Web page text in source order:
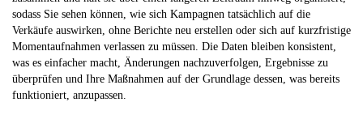
sodass Sie sehen können, wie sich Kampagnen tatsächlich auf die
Verkäufe auswirken, ohne Berichte neu erstellen oder sich auf kurzfristige
Momentaufnahmen verlassen zu müssen. Die Daten bleiben konsistent,
was es einfacher macht, Änderungen nachzuverfolgen, Ergebnisse zu
überprüfen und Ihre Maßnahmen auf der Grundlage dessen, was bereits
funktioniert, anzupassen.